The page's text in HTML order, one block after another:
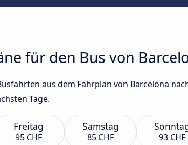
für den Bus von
aus dem Fahrplan von Barcelona
Tage.
Freitag
95 CHF
Samstag
85 CHF 93 CHF